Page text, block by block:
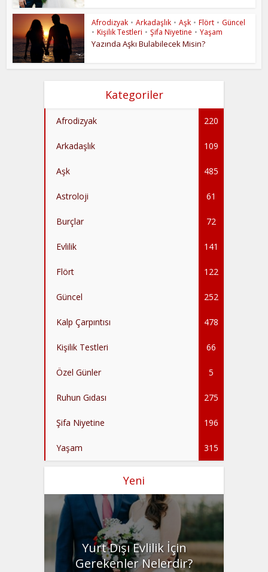
Afrodizyak • Arkadaşlık • Aşk • Flört • Güncel
• Kişilik Testleri • Şifa Niyetine • Yaşam
Yazında Aşkı Bulabilecek Misin?
Kategoriler
Afrodizyak 220
Arkadaşlık 109
Aşk 485
Astroloji 61
Burçlar 72
Evlilik 141
Flört 122
Güncel 252
Kalp Çarpıntısı 478
Kişilik Testleri 66
Özel Günler 5
Ruhun Gıdası 275
Şifa Niyetine 196
Yaşam 315
Yeni
Yurt Dışı Evlilik İçin
Gerekenler Nelerdir?